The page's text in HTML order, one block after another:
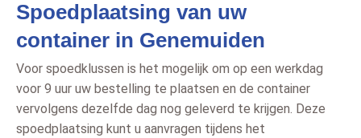
Spoedplaatsing van uw
container in Genemuiden
Voor spoedklussen is het mogelijk om op een werkdag
voor 9 uur uw bestelling te plaatsen en de container
vervolgens dezelfde dag nog geleverd te krijgen. Deze
spoedplaatsing kunt u aanvragen tijdens het